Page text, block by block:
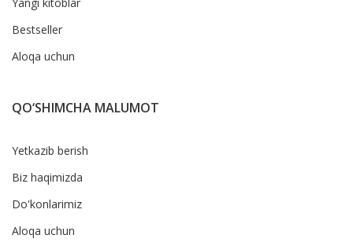
Bestseller
Aloqa uchun
QO‘SHIMCHA MALUMOT
Yetkazib berish
Biz haqimizda
Do'konlarimiz
Aloqa uchun